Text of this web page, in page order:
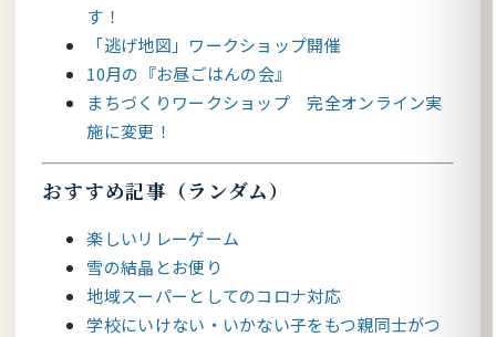
す！
「逃げ地図」ワークショップ開催
10月の『お昼ごはんの会』
まちづくりワークショップ 完全オンライン実
施に変更！
おすすめ記事（ランダム）
楽しいリレーゲーム
雪の結晶とお便り
地域スーパーとしてのコロナ対応
学校にいけない・いかない子をもつ親同士がつ